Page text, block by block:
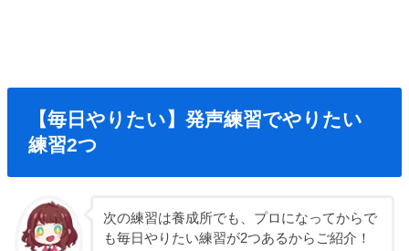
【毎日やりたい】発声練習でやりたい
練習2つ
次の練習は養成所でも、プロになってからで
も毎日やりたい練習が2つあるからご紹介！